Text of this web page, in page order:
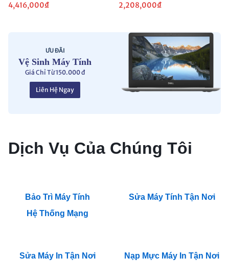
4,416,000₫ 2,208,000₫
ƯU ĐÃI
Vệ Sinh Máy Tính
Giá Chỉ Từ 150.000 đ
Liên Hệ Ngay
Dịch Vụ Của Chúng Tôi
Bảo Trì Máy Tính
Hệ Thống Mạng
Sửa Máy Tính Tận Nơi
Sửa Máy In Tận Nơi Nạp Mực Máy In Tận Nơi